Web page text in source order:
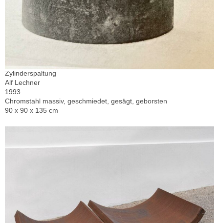
Zylinderspaltung
Alf Lechner
1993
Chromstahl massiv, geschmiedet, gesägt, geborsten
90 x 90 x 135 cm